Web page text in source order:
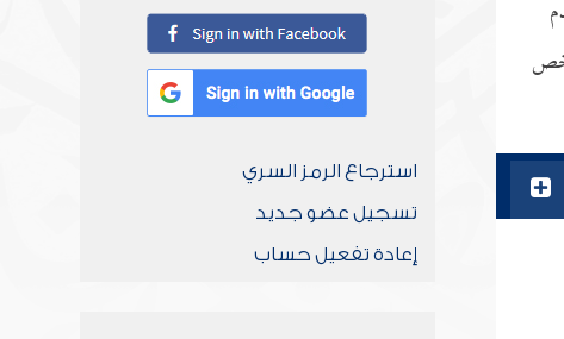
استرجاع الرمز السري
تسجيل عضو جديد
إعادة تفعيل حساب